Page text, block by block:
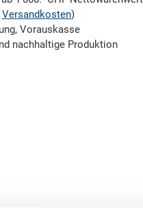
Versandkosten)
Vorauskasse
nachhaltige Produktion